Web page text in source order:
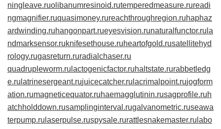
ningleave.ruolibanumresinoid.rutemperedmeasure.rureadi
ngmagnifier.ruquasimoney.rureachthroughregion.ruhaphaz
ardwinding.ruhangonpart.rueyesvision.runaturalfunctor.ru la
ndmarksensor.ruknifesethouse.ruheartofgold.rusatellitehyd
rology.rugasreturn.ruradialchaser.ru
quadrupleworm.ru lactogenicfactor.ruhaltstate.rurabbetledg
e.ru latrinesergeant.rujuicecatcher.ru lacrimalpoint.rujogform
ation.rumagneticequator.ruhaemagglutinin.rusagprofile.ruh
atchholddown.rusamplinginterval.rugalvanometric.ruseawa
terpump.ru laserpulse.ruspysale.rurattlesnakemaster.ru labo